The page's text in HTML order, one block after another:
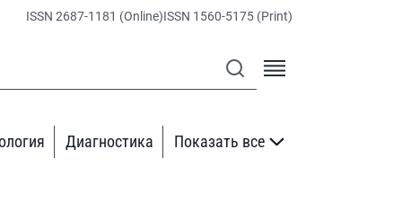
ISSN 2687-1181 (Online)ISSN 1560-5175 (Print)
Диагностика Показать все